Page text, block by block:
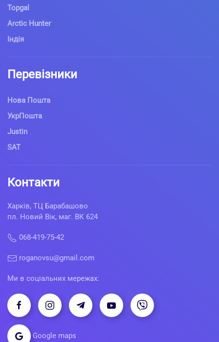
Topgal
Arctic Hunter
Індія
Перевізники
Нова Пошта
УкрПошта
Justin
SAT
Контакти
Харків, ТЦ Барабашово
пл. Новий Вік, маг. ВК 624
068-419-75-42
roganovsu@gmail.com
Ми в соціальних мережах:
Google maps